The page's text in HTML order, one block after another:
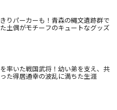
りパーカーも！青森の縄文遺跡群で
土偶がモチーフのキュートなグッズ
率いた戦国武将！幼い弟を支え、共
た得居通幸の波乱に満ちた生涯